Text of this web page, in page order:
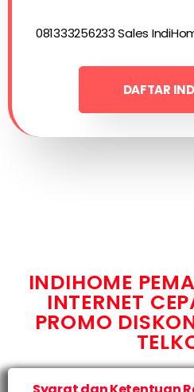
081333256233 Sales
DAFTAR
INDIHOME
INTERNET
PROMO